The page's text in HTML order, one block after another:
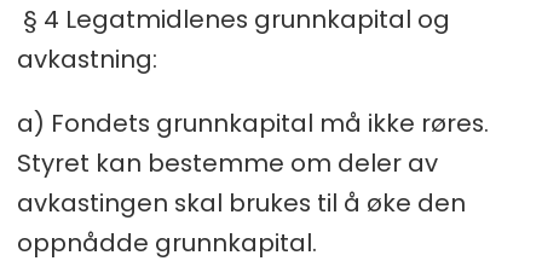
§ 4 Legatmidlenes grunnkapital og
avkastning:
a) Fondets grunnkapital må ikke røres.
Styret kan bestemme om deler av
avkastingen skal brukes til å øke den
oppnådde grunnkapital.